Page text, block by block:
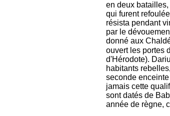
en deux
qui furent
résista pendant
par le
donné aux
ouvert les portes
d'Hérodote).
habitants
seconde
jamais cette
sont datés de
année de règne,